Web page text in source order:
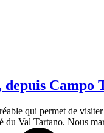
Campo
qui permet de
du Val Tartano. Nous